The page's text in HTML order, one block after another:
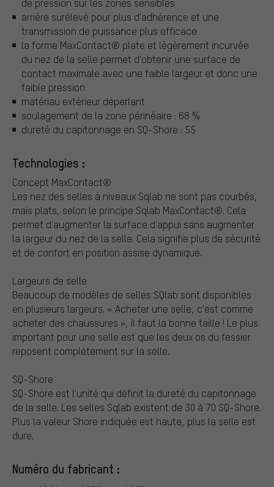
de pression sur les zones sensibles
arrière surélevé pour plus d'adhérence et une
transmission de puissance plus efficace
la forme MaxContact® plate et légèrement incurvée
du nez de la selle permet d'obtenir une surface de
contact maximale avec une faible largeur et donc une
faible pression
matériau extérieur déperlant
soulagement de la zone périnéaire : 68 %
dureté du capitonnage en SQ-Shore : 55
Technologies :
Concept MaxContact®
Les nez des selles à niveaux Sqlab ne sont pas courbés,
mais plats, selon le principe Sqlab MaxContact®. Cela
permet d'augmenter la surface d'appui sans augmenter
la largeur du nez de la selle. Cela signifie plus de sécurité
et de confort en position assise dynamique.
Largeurs de selle
Beaucoup de modèles de selles SQlab sont disponibles
en plusieurs largeurs. « Acheter une selle, c'est comme
acheter des chaussures », il faut la bonne taille ! Le plus
important pour une selle est que les deux os du fessier
reposent complètement sur la selle.
SQ-Shore
SQ-Shore est l'unité qui définit la dureté du capitonnage
de la selle. Les selles Sqlab existent de 30 à 70 SQ-Shore.
Plus la valeur Shore indiquée est haute, plus la selle est
dure.
Numéro du fabricant :